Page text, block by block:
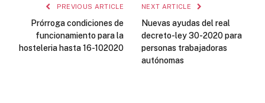
PREVIOUS ARTICLE
Prórroga condiciones de
funcionamiento para la
hosteleria hasta 16-102020
NEXT ARTICLE
Nuevas ayudas del real
decreto-ley 30-2020 para
personas trabajadoras
autónomas